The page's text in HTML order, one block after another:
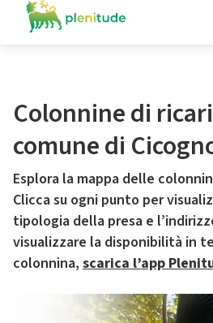
Colonnine di
comune di
Esplora la mappa delle
Clicca su ogni punto per
tipologia della presa e
visualizzare la disponibilità in
colonnina, scarica l’app